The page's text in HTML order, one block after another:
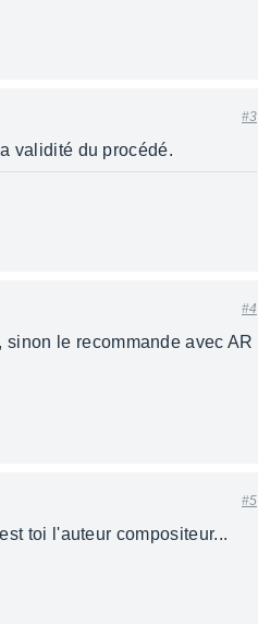
#3
validité du procédé.
#4
le recommande avec AR
#5
toi l'auteur compositeur...